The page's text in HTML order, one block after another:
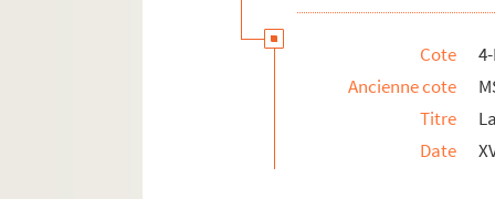
Cote
Ancienne cote
Titre
Date